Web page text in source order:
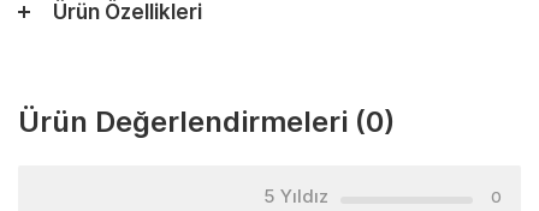
Ürün Özellikleri
Ürün Değerlendirmeleri (0)
5 Yıldız 0